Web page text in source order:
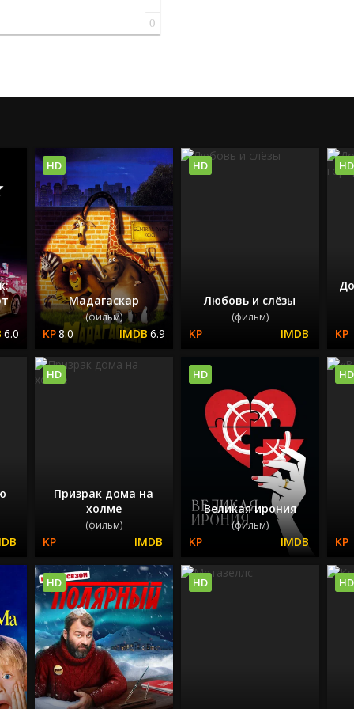
0
6.0
Мадагаскар
(фильм)
8.0 6.9
HD
Любовь и слёзы
(фильм)
HD HD
Призрак дома на
холме
(фильм)
HD
Великая ирония
(фильм)
HD HD
HD HD HD